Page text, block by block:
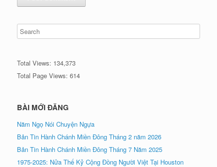
Total Views: 134,373
Total Page Views: 614
BÀI MỚI ĐĂNG
Năm Ngọ Nói Chuyện Ngựa
Bản Tin Hành Chánh Miền Đông Tháng 2 năm 2026
Bản Tin Hành Chánh Miền Đông Tháng 7 Năm 2025
1975-2025: Nửa Thế Kỷ Cộng Đồng Người Việt Tại Houston